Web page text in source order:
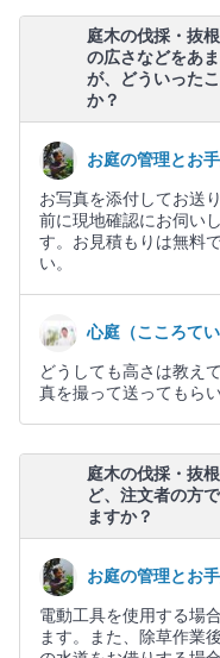
庭木の伐採・抜
の広さなどをあ
が、どういった
か？
お庭の管理とお
お写真を添付してお送
前に現地確認にお伺い
す。お見積もりは無料
い。
心庭（こころてい
どうしても高さは教え
真を撮って送ってもら
庭木の伐採・抜
ど、注文者の方
ますか？
お庭の管理とお
電動工具を使用する場
ます。また、除草作業